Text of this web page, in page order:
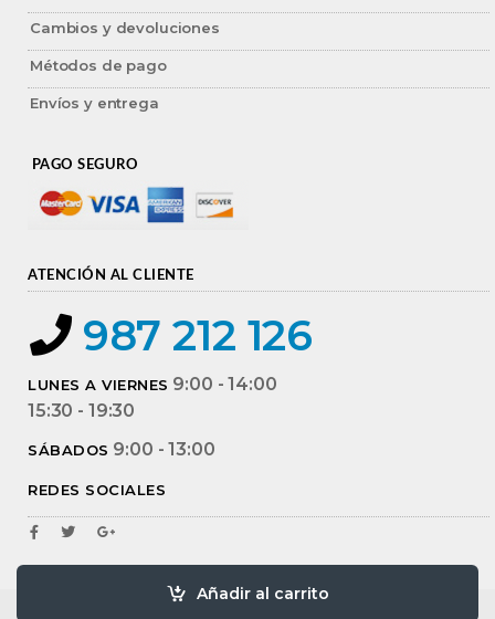
Añadir al carrito
Cambios y devoluciones
Métodos de pago
Envíos y entrega
PAGO SEGURO
ATENCIÓN AL CLIENTE
987 212 126
LUNES A VIERNES 9:00 - 14:00
15:30 - 19:30
SÁBADOS 9:00 - 13:00
REDES SOCIALES